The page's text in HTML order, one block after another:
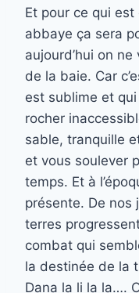
Et pour ce qui
abbaye ça sera
aujourd’hui on
de la baie. Car
est sublime et
rocher
sable, tranquille
et vous soulever
temps. Et à
présente. De nos
terres
combat qui
la destinée de la
Dana la li la la….